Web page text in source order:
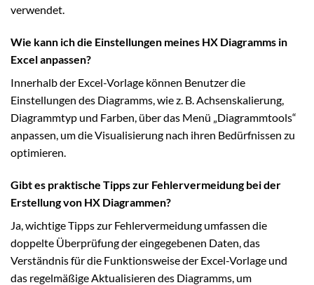
verwendet.
Wie kann ich die Einstellungen meines HX Diagramms in
Excel anpassen?
Innerhalb der Excel-Vorlage können Benutzer die
Einstellungen des Diagramms, wie z. B. Achsenskalierung,
Diagrammtyp und Farben, über das Menü „Diagrammtools“
anpassen, um die Visualisierung nach ihren Bedürfnissen zu
optimieren.
Gibt es praktische Tipps zur Fehlervermeidung bei der
Erstellung von HX Diagrammen?
Ja, wichtige Tipps zur Fehlervermeidung umfassen die
doppelte Überprüfung der eingegebenen Daten, das
Verständnis für die Funktionsweise der Excel-Vorlage und
das regelmäßige Aktualisieren des Diagramms, um